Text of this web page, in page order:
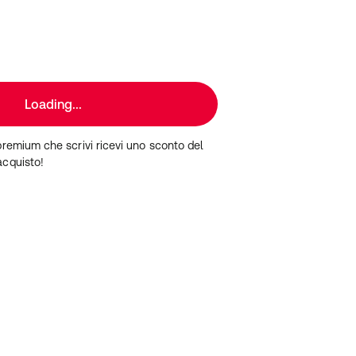
Loading...
che scrivi ricevi uno sconto del